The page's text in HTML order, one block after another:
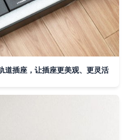
道插座，让插座更美观、更灵活